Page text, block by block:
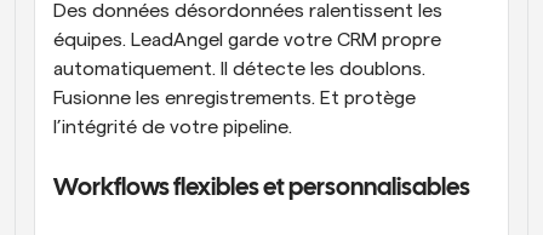
Des données désordonnées ralentissent les
équipes. LeadAngel garde votre CRM propre
automatiquement. Il détecte les doublons.
Fusionne les enregistrements. Et protège
l’intégrité de votre pipeline.
Workflows flexibles et personnalisables